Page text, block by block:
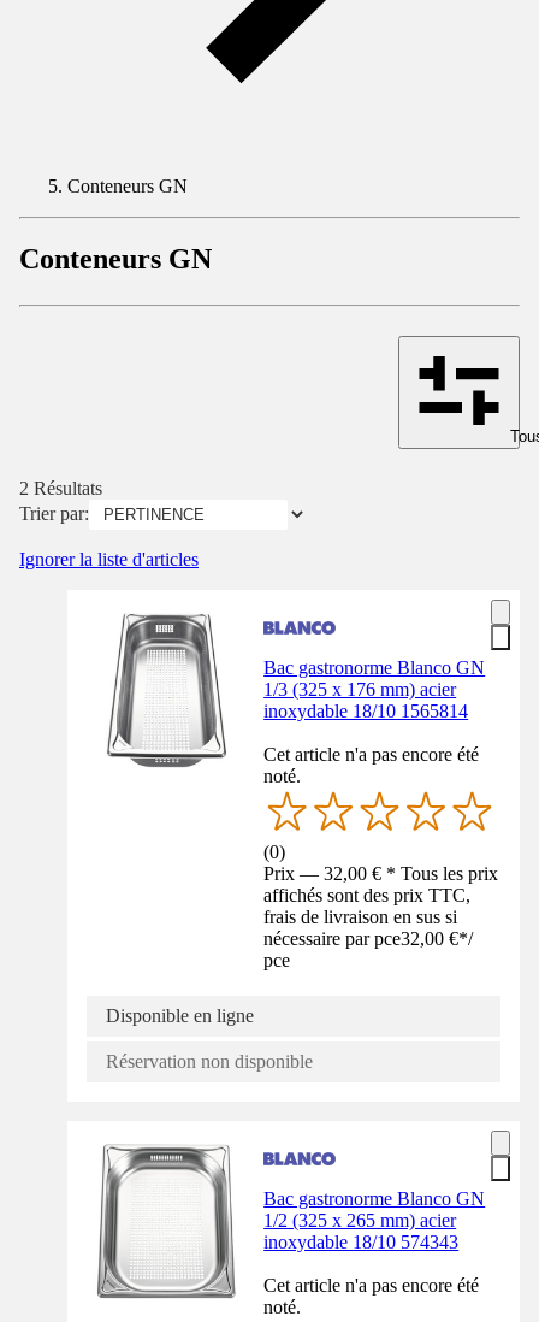
Conteneurs GN
Conteneurs GN
2 Résultats
Trier par:
Ignorer la liste d'articles
Bac gastronorme Blanco GN
1/3 (325 x 176 mm) acier
inoxydable 18/10 1565814
Cet article n'a pas encore été
noté.
(0)
Prix — 32,00 € * Tous les prix
affichés sont des prix TTC,
frais de livraison en sus si
nécessaire par pce32,00 €*/
pce
Disponible en ligne
Réservation non disponible
Bac gastronorme Blanco GN
1/2 (325 x 265 mm) acier
inoxydable 18/10 574343
Cet article n'a pas encore été
noté.